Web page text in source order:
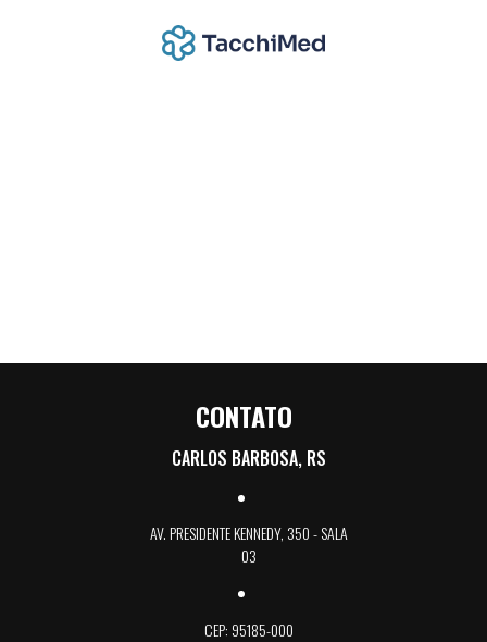
CONTATO
CARLOS BARBOSA, RS
AV. PRESIDENTE KENNEDY, 350 - SALA
03
CEP: 95185-000